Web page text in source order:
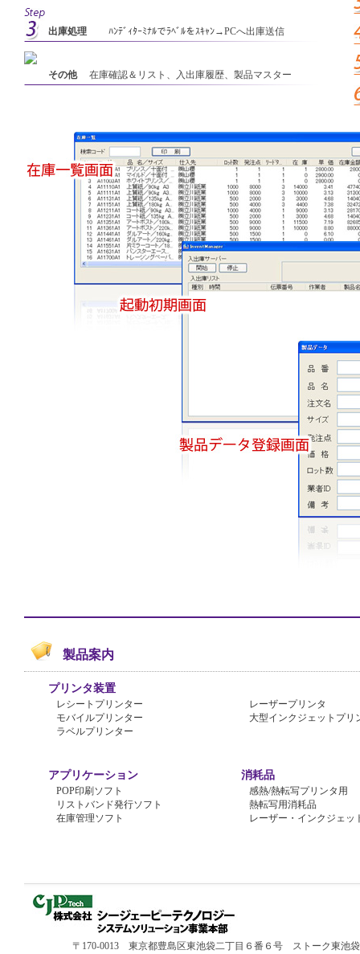
出庫処理 ﾊﾝﾃﾞｨﾀｰﾐﾅﾙでﾗﾍﾞﾙをｽｷｬﾝ→PCへ出庫送信
その他在庫確認＆リスト、入出庫履歴、製品マスター
製品案内
プリンタ装置
レシートプリンター
モバイルプリンター
ラベルプリンター
レーザープリンタ
大型インクジェットプリ
アプリケーション
POP印刷ソフト
リストバンド発行ソフト
在庫管理ソフト
消耗品
感熱/熱転写プリンタ用
熱転写用消耗品
レーザー・インクジェッ
〒170-0013 東京都豊島区東池袋二丁目６番６号 ストーク東池